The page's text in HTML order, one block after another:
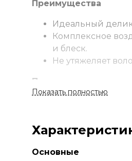
Преимущества
Идеальный
Комплексное
и блеск.
Не утяжеляет
Применение
Ингредиенты
Кератиновый
Показать полностью
Основные